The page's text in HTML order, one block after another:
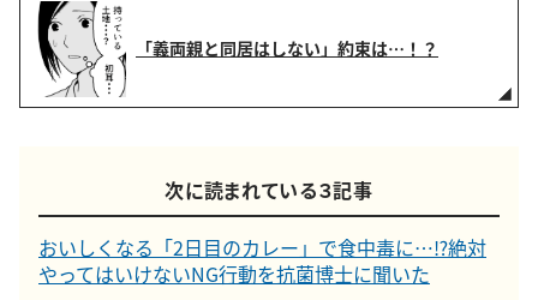
「義両親と同居はしない」約束は…！？
次に読まれている３記事
おいしくなる「2日目のカレー」で食中毒に…⁉絶対
やってはいけないNG行動を抗菌博士に聞いた